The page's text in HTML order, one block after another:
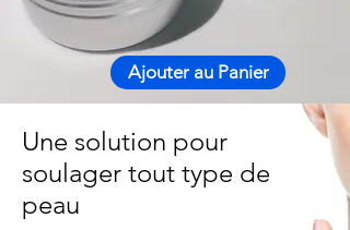
Ajouter au Panier
Une solution pour ​
soulager tout type de
peau